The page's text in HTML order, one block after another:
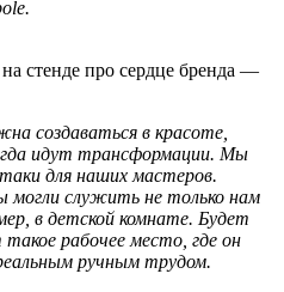
стенде про сердце бренда —
создаваться в красоте,
идут трансформации. Мы
для наших мастеров.
служить не только нам
в детской комнате. Будет
такое рабочее место, где он
ручным трудом.